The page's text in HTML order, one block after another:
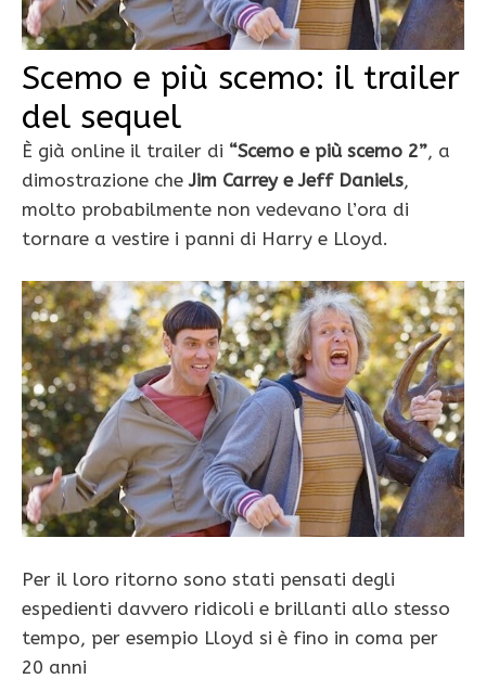
Scemo e più scemo: il trailer
del sequel
È già online il trailer di “Scemo e più scemo 2”, a
dimostrazione cheJim Carrey e Jeff Daniels,
molto probabilmente non vedevano l’ora di
tornare a vestire i panni di Harry e Lloyd.
Per il loro ritorno sono stati pensati degli
espedienti davvero ridicoli e brillanti allo stesso
tempo, per esempio Lloyd si è fino in coma per
20 anni